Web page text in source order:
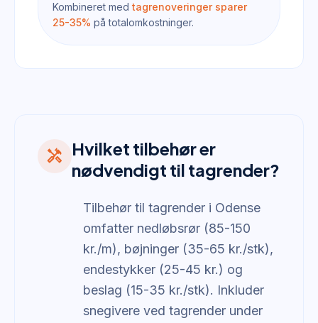
Kombineret medtagrenoveringer sparer
25-35% på totalomkostninger.
handyman Hvilket tilbehør er
nødvendigt til tagrender?
Tilbehør til tagrender i Odense
omfatter nedløbsrør (85-150
kr./m), bøjninger (35-65 kr./stk),
endestykker (25-45 kr.) og
beslag (15-35 kr./stk). Inkluder
snegivere ved tagrender under